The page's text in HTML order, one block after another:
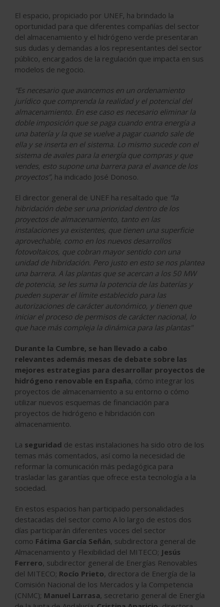
El espacio, propiciado por UNEF, ha brindado la
oportunidad para que diferentes compañías del sector
del almacenamiento y el hidrógeno verde presentaran
sus dudas y demandas a los representantes del sector
público, encargados de la regulación que impacta en sus
modelos de negocio.
“Es necesario que avancemos en un ordenamiento
jurídico que comprenda la realidad y el potencial del
almacenamiento. En ese caso es necesario eliminar la
doble imposición que se paga cuando entra energía a
una batería y la que se vuelve a pagar cuando sale de
ella y se inserta en el sistema. Lo mismo sucede con el
sistema de avales para la energía que compras y que
vendes, esto supone una barrera para el avance de los
proyectos”, ha indicado José Donoso.
El director general de UNEF ha resaltado que “la
hibridación debe ser una prioridad dentro de los
proyectos de almacenamiento, tanto en las
instalaciones ya existentes, que tienen una superficie
aprovechable, como en los nuevos desarrollos
fotovoltaicos, que cobran mayor sentido con una
unidad de hibridación. Pero justo en esto se nos plantea
una barrera. A las plantas que se acercan a los 50 MW
de potencia, se les suma la potencia de las baterías y
pueden superar el límite establecido para las
autorizaciones de carácter autonómico, y tienen que
iniciar el proceso de permisos de carácter nacional, lo
que hace más compleja la dinámica para las plantas"
Durante la Cumbre, se han llevado a cabo
relevantes además mesas de debate sobre las
mejores estrategias para desarrollar proyectos de
hidrógeno renovable en España, cómo integrar los
proyectos de almacenamiento a su entorno o cómo
utilizar nuevos esquemas de financiación para
proyectos de hidrógeno e hibridación con
almacenamiento.
La seguridad de estas instalaciones ha sido otro de los
temas más comentados, así como la necesidad de
reformar la comunicación más pedagógica para
trasladar las garantías que ofrece esta tecnología a la
sociedad.
En estos espacios han participado personalidades
destacadas del sector como A lo largo de estos dos
días participarán diferentes voces del sector
como Fátima García Señán, subdirectora general de
Almacenamiento y Flexibilidad del MITECO; Jesús
Ferrero, subdirector general de Energías Renovables
del MITECO; Rocío Prieto, directora de Energía de la
Comisión Nacional de los Mercados y la Competencia
(CNMC); Manuel Larrasa, secretario general de Energía